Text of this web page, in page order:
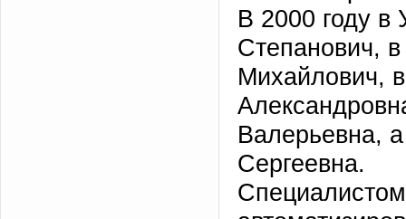
В 2000 году
Степанович,
Михайлович,
Валерьевна,
Сергеевна.